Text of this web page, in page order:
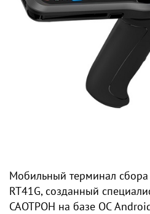
Мобильный терминал сбора
RT41G, созданный
САОТРОН на базе ОС